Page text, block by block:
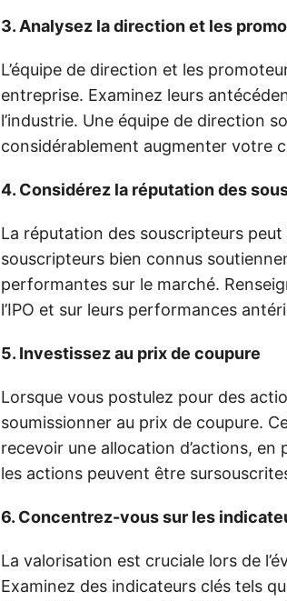
3. Analysez la direction et les
L’équipe de direction et les
entreprise. Examinez leurs
l’industrie. Une équipe de direction
considérablement augmenter votre
4. Considérez la réputation des
La réputation des souscripteurs peut
souscripteurs bien connus
performantes sur le marché.
l’IPO et sur leurs performances
5. Investissez au prix de coupure
Lorsque vous postulez pour des
soumissionner au prix de coupure.
recevoir une allocation d’actions,
les actions peuvent être
6. Concentrez-vous sur les
La valorisation est cruciale lors de
Examinez des indicateurs clés tels